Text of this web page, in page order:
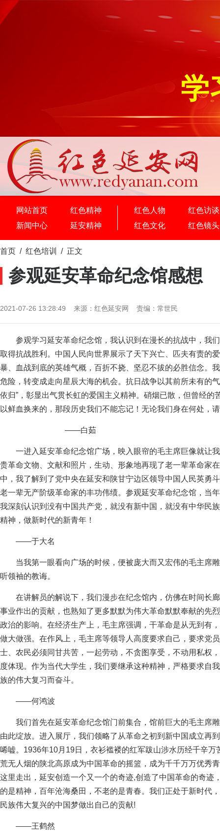
学
网站首页
红色精神
新闻中心
延安精神
红色人物
红色访谈
红色文化
红色镜头
首页 / 红色培训 / 正文
参观延安革命纪念馆感想
2021-07-26 13:28:49 来源：红色延安网 责编：常世民
参观学习延安革命纪念馆，我认识到在漫长的抗战中，我
取得抗战胜利。中国人民向世界展示了天下兴亡、匹夫有责的
暴、血战到底的英雄气概，百折不挠、坚忍不拔的必胜信念。
危险，转变成走向星辰大海的机会。抗日战争以其前所未有的
依归”，彰显出气贯长虹的爱国主义精神。硝烟已散，但曾经
以鲜血换来的，那段历史我们不能忘记！无论我们身在何处，
——白茹
一进入延安革命纪念馆广场，映入眼帘的毛主席巨像就让
贵革命文物、文献和照片，生动、形象地再现了老一辈革命家
中，我了解到了党中央在延安和陕甘宁边区领导中国人民英勇
老一辈无产阶级革命家的丰功伟绩。参观延安革命纪念馆，当
我深刻认识到没有中国共产党，就没有新中国，就没有中华民
精神，做新时代的新青年！
——于大名
当我第一眼看向广场的时候，便被庞大而又宏伟的毛主席
听领袖的教诲。
在讲解员的解说下，我们漫步在纪念馆内，仿佛在时间长
事业作出的贡献，也熟知了更多默默为伟大革命默默奉献的先
政治的影响。在经济生产上，毛主席强调，干革命是从无到有
做大做强。在作风上，毛主席等领导人高度要求自己，要求党
士、农民必须同甘共苦，一起劳动，不贪图享受，不动用私权
度体现。作为当代大学生，我们要继承这种精神，严格要求自
族的伟大复习而奋斗。
——何鸿波
我们首先在延安革命纪念馆门前集合，馆前巨大的毛主席
由此绽放。进入展厅，我们领略了从革命之初到新中国成立再
唏嘘。1936年10月19日，衣衫褴褛的红军跋山涉水历经千辛
荒无人烟的陕北高原成为中国革命的摇篮，成为千千万万优秀
这里走出，延安创造一个又一个的奇迹,创造了中国革命的奇迹
的是精神，百年沧海桑田，不老的是青春。我们正处于新时代
民族伟大复兴的中国梦做出自己的贡献!
——王鹤然